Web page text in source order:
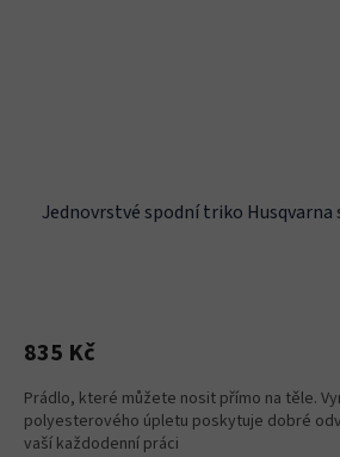
Jednovrstvé spodní triko Husqvarna
835 Kč
Prádlo, které můžete nosit přímo na těle.
polyesterového úpletu poskytuje dobré
vaší každodenní práci